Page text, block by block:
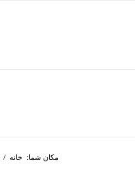
مکان شما: خانه /